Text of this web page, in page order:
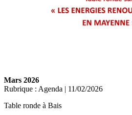
Mars 2026
Rubrique : Agenda | 11/02/2026
Table ronde à Bais